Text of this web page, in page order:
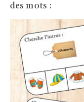
des mots :